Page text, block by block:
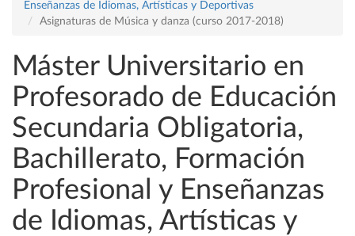
Enseñanzas de Idiomas, Artísticas y Deportivas
Asignaturas de Música y danza (curso 2017-2018)
Máster Universitario en
Profesorado de Educación
Secundaria Obligatoria,
Bachillerato, Formación
Profesional y Enseñanzas
de Idiomas, Artísticas y